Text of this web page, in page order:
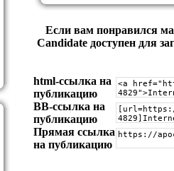
Если вам понравился
Candidate доступен для
html-cсылка на
публикацию
BB-cсылка на
публикацию
Прямая ссылка
на публикацию